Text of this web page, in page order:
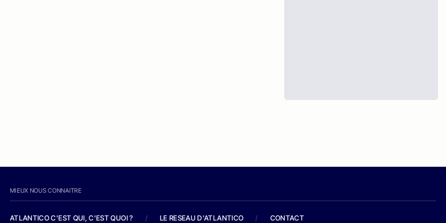
MIEUX NOUS CONNAITRE
ATLANTICO C'EST QUI, C'EST QUOI ? / LE RESEAU D'ATLANTICO / CONTACT